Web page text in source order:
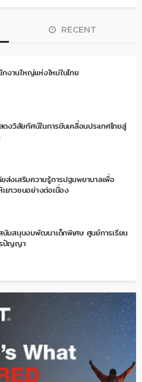
RECENT
กงานใหญ่แห่งใหม่ในไทย
ดงวิสัยทัศน์ในการขับเคลื่อนประเทศไทยสู่
ส่งเสริมความรู้การปฐมพยาบาลเพื่อ
ยาวชนอย่างต่อเนื่อง
นับสนุนงบพัฒนาเด็กพิเศษ ศูนย์การเรียน
รปัญญา